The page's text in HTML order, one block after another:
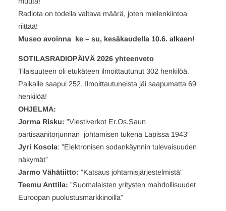
Radiota on todella valtava määrä, joten mielenkiintoa
riittää!
Museo avoinna ke – su, kesäkaudella 10.6. alkaen!
SOTILASRADIOPÄIVÄ 2026 yhteenveto
Tilaisuuteen oli etukäteen ilmoittautunut 302 henkilöä.
Paikalle saapui 252. Ilmoittautuneista jäi saapumatta 69
henkilöä!
OHJELMA:
Jorma Risku: ”Viestiverkot Er.Os.Saun
partisaanitorjunnan johtamisen tukena Lapissa 1943”
Jyri Kosola: ”Elektronisen sodankäynnin tulevaisuuden
näkymät”
Jarmo Vähätiitto: ”Katsaus johtamisjärjestelmistä”
Teemu Anttila: ”Suomalaisten yritysten mahdollisuudet
Euroopan puolustusmarkkinoilla”